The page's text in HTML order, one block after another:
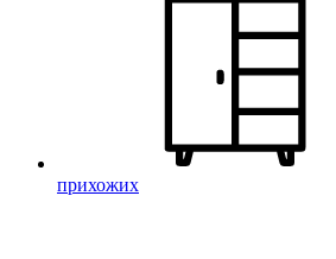
прихожих